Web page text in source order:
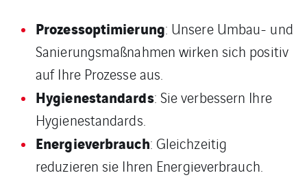
Prozessoptimierung: Unsere Umbau- und
Sanierungsmaßnahmen wirken sich positiv
auf Ihre Prozesse aus.
Hygienestandards: Sie verbessern Ihre
Hygienestandards.
Energieverbrauch: Gleichzeitig
reduzieren sie Ihren Energieverbrauch.